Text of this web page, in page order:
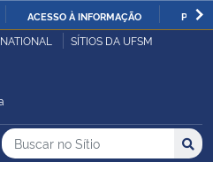
IR
ACESSO À INFORMAÇÃO
SÍTIOS DA UFSM
Sítio
Busca
Buscar no no Sítio
Busca: